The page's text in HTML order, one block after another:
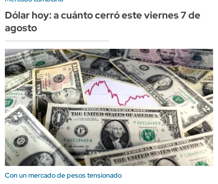
Dólar hoy: a cuánto cerró este viernes 7 de
agosto
Con un mercado de pesos tensionado